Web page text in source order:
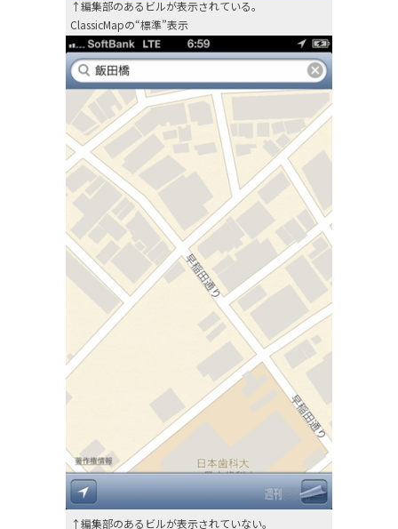
↑編集部のあるビルが表示されている。
ClassicMapの“標準”表示
↑編集部のあるビルが表示されていない。